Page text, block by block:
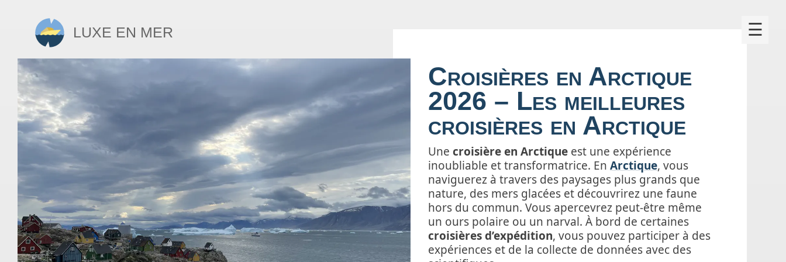
×
☰
Luxe en mer
Croisières en Arctique
2026 – Les meilleures
croisières en Arctique
Une croisière en Arctique est une expérience
inoubliable et transformatrice. En Arctique, vous
naviguerez à travers des paysages plus grands que
nature, des mers glacées et découvrirez une faune
hors du commun. Vous apercevrez peut-être même
un ours polaire ou un narval. À bord de certaines
croisières d’expédition, vous pouvez participer à des
expériences et de la collecte de données avec des